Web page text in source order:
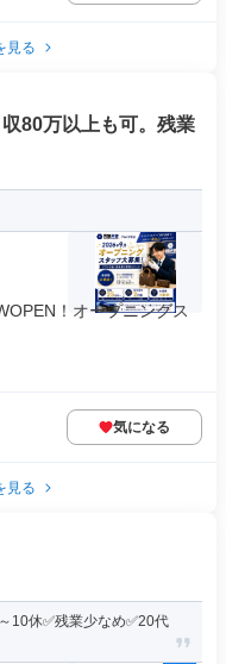
見る
80万以上も可。残業
！オープニングス
気になる
見る
10休✅残業少なめ✅20代